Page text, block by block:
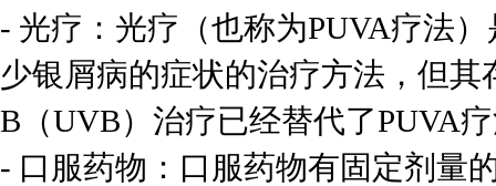
- 光疗：光疗（也称为PUVA疗法
少银屑病的症状的治疗方法，但
B（UVB）治疗已经替代了PUVA
- 口服药物：口服药物有固定剂量